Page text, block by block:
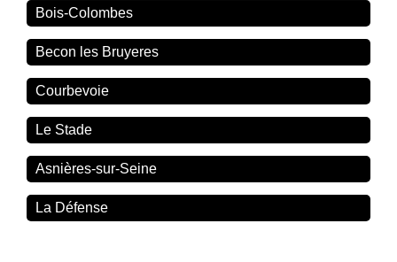
Bois-Colombes
Becon les Bruyeres
Courbevoie
Le Stade
Asnières-sur-Seine
La Défense